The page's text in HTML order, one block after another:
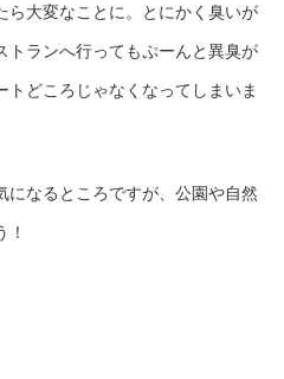
ら大変なことに。とにかく臭いが
トランへ行ってもぷーんと異臭が
どころじゃなくなってしまいま
になるところですが、公園や自然